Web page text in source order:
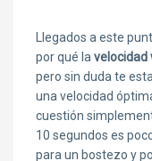
Llegados a este
por qué lavelocidad
pero sin duda te
una velocidad
cuestión
10 segundos es
para un bostezo y